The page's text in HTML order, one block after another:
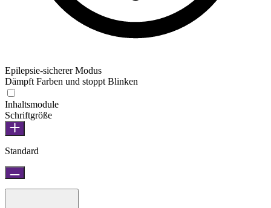
Epilepsie-sicherer Modus
Dämpft Farben und stoppt Blinken
Inhaltsmodule
Schriftgröße
Standard